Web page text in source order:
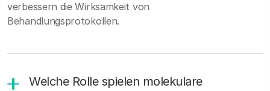
verbessern die Wirksamkeit von
Behandlungsprotokollen.
Welche Rolle spielen molekulare